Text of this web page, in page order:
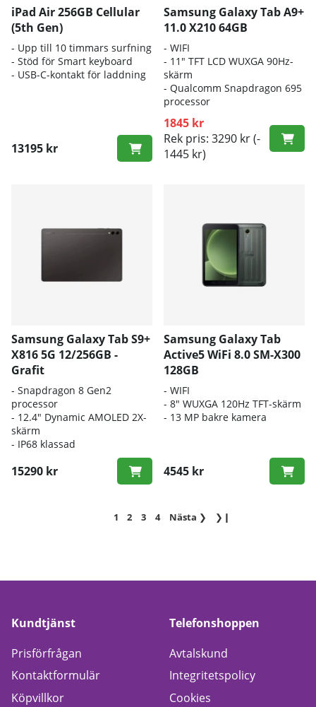
iPad Air 256GB Cellular
(5th Gen)
- Upp till 10 timmars surfning
- Stöd för Smart keyboard
- USB-C-kontakt för laddning
13195 kr
Samsung Galaxy Tab A9+
11.0 X210 64GB
- WIFI
- 11" TFT LCD WUXGA 90Hz-
skärm
- Qualcomm Snapdragon 695
processor
1845 kr
Rek pris: 3290 kr(-
1445 kr)
Samsung Galaxy Tab S9+
X816 5G 12/256GB -
Grafit
- Snapdragon 8 Gen2
processor
- 12.4" Dynamic AMOLED 2X-
skärm
- IP68 klassad
15290 kr
Samsung Galaxy Tab
Active5 WiFi 8.0 SM-X300
128GB
- WIFI
- 8" WUXGA 120Hz TFT-skärm
- 13 MP bakre kamera
4545 kr
1 2 3 4 Nästa ❯ ❯❙
Kundtjänst
Prisförfrågan
Kontaktformulär
Köpvillkor
Telefonshoppen
Avtalskund
Integritetspolicy
Cookies